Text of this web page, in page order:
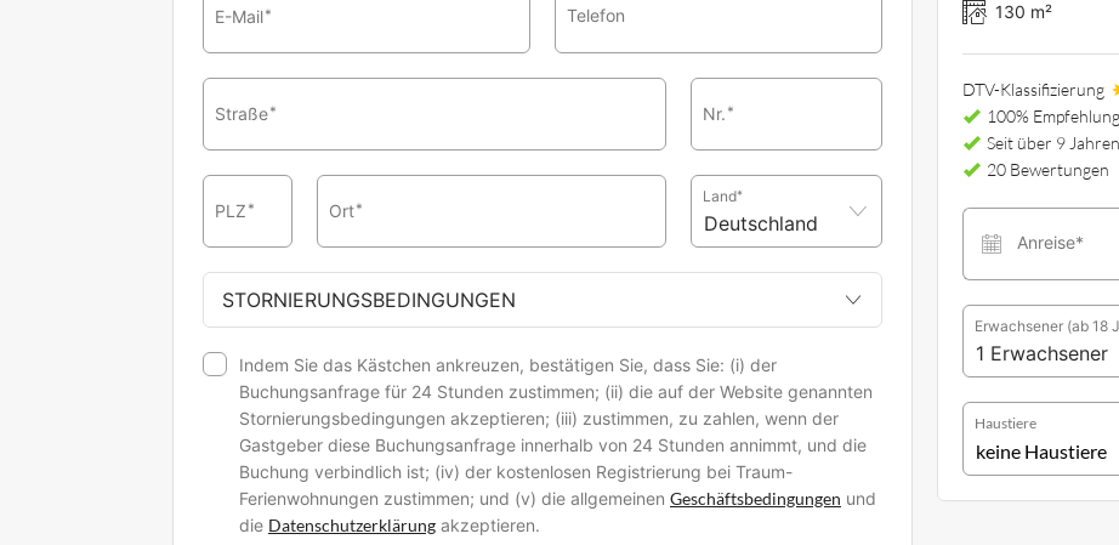
E-Mail* Telefon
Straße* Nr.*
PLZ* Ort*
Land*
STORNIERUNGSBEDINGUNGEN
Indem Sie das Kästchen ankreuzen, bestätigen Sie, dass Sie: (i) der
Buchungsanfrage für 24 Stunden zustimmen; (ii) die auf der Website genannten
Stornierungsbedingungen akzeptieren; (iii) zustimmen, zu zahlen, wenn der
Gastgeber diese Buchungsanfrage innerhalb von 24 Stunden annimmt, und die
Buchung verbindlich ist; (iv) der kostenlosen Registrierung bei Traum-
Ferienwohnungen zustimmen; und (v) die allgemeinen Geschäftsbedingungen und
die Datenschutzerklärung akzeptieren.
130 m²
DTV-Klassifizierung
100% Empfehlung
Seit über 9
20 Bewertungen
Anreise*
Erwachsener (ab 18
Haustiere